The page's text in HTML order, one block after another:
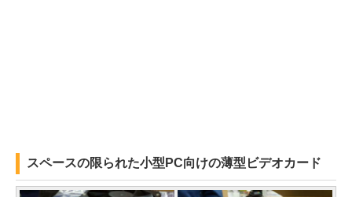
スペースの限られた小型PC向けの薄型ビデオカード